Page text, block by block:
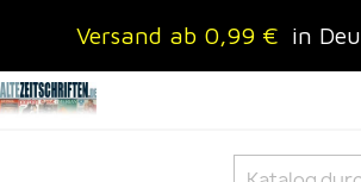
Versand ab 0,99 € in